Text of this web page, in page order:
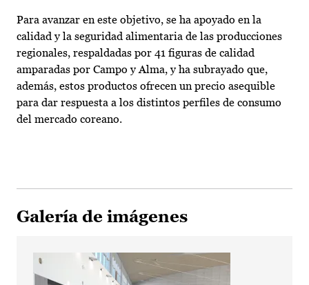
Para avanzar en este objetivo, se ha apoyado en la
calidad y la seguridad alimentaria de las producciones
regionales, respaldadas por 41 figuras de calidad
amparadas por Campo y Alma, y ha subrayado que,
además, estos productos ofrecen un precio asequible
para dar respuesta a los distintos perfiles de consumo
del mercado coreano.
Galería de imágenes